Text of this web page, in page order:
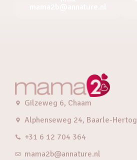
Gilzeweg 6, Chaam
Alphenseweg 24, Baarle-Hertog
+31 6 12 704 364
mama2b@annature.nl